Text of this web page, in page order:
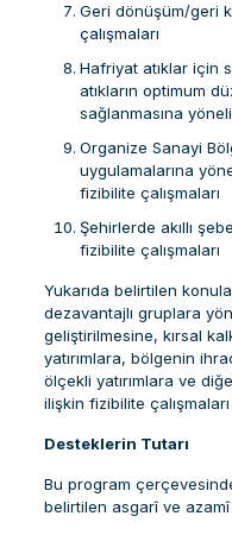
Geri dönüşüm/geri
çalışmaları
Hafriyat atıklar için
atıkların optimum
sağlanmasına
Organize Sanayi
uygulamalarına
fizibilite çalışmaları
Şehirlerde akıllı
fizibilite çalışmaları
Yukarıda belirtilen
dezavantajlı gruplara
geliştirilmesine, kırsal
yatırımlara, bölgenin
ölçekli yatırımlara ve
ilişkin fizibilite
Desteklerin Tutarı
Bu program
belirtilen asgarî ve